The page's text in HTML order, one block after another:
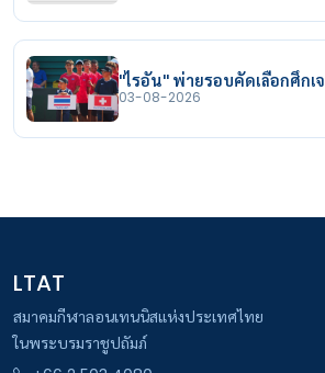
"ไรอัน" พ่ายรอบคัดเลือกศึกเ
03-08-2026
LTAT
สมาคมกีฬาลอนเทนนิสแห่งประเทศไทย
ในพระบรมราชูปถัมภ์